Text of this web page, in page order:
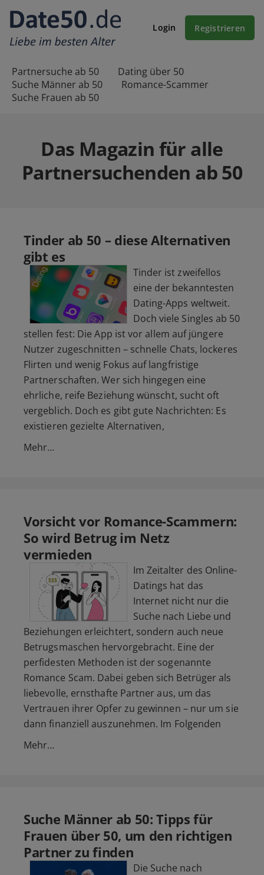
Login Registrieren
Partnersuche ab 50
Dating über 50
Suche Männer ab 50
Romance-Scammer
Suche Frauen ab 50
Das Magazin für alle
Partnersuchenden ab 50
Tinder ab 50 – diese Alternativen
gibt es
Tinder ist zweifellos
eine der bekanntesten
Dating-Apps weltweit.
Doch viele Singles ab 50
stellen fest: Die App ist vor allem auf jüngere
Nutzer zugeschnitten – schnelle Chats, lockeres
Flirten und wenig Fokus auf langfristige
Partnerschaften. Wer sich hingegen eine
ehrliche, reife Beziehung wünscht, sucht oft
vergeblich. Doch es gibt gute Nachrichten: Es
existieren gezielte Alternativen,
Mehr…
Vorsicht vor Romance-Scammern:
So wird Betrug im Netz
vermieden
Im Zeitalter des Online-
Datings hat das
Internet nicht nur die
Suche nach Liebe und
Beziehungen erleichtert, sondern auch neue
Betrugsmaschen hervorgebracht. Eine der
perfidesten Methoden ist der sogenannte
Romance Scam. Dabei geben sich Betrüger als
liebevolle, ernsthafte Partner aus, um das
Vertrauen ihrer Opfer zu gewinnen – nur um sie
dann finanziell auszunehmen. Im Folgenden
Mehr…
Suche Männer ab 50: Tipps für
Frauen über 50, um den richtigen
Partner zu finden
Die Suche nach